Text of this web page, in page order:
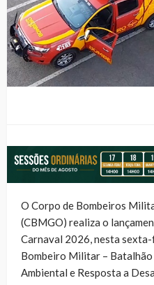
O Corpo de Bombeiros
(CBMGO) realiza o
Carnaval 2026, nesta
Bombeiro Militar –
Ambiental e Resposta a